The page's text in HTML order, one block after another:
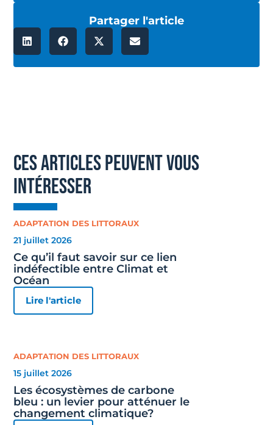
Partager l'article
ces articles peuvent vous
intéresser
ADAPTATION DES LITTORAUX
21 juillet 2026
Ce qu’il faut savoir sur ce lien
indéfectible entre Climat et
Océan
Lire l'article
ADAPTATION DES LITTORAUX
15 juillet 2026
Les écosystèmes de carbone
bleu : un levier pour atténuer le
changement climatique?